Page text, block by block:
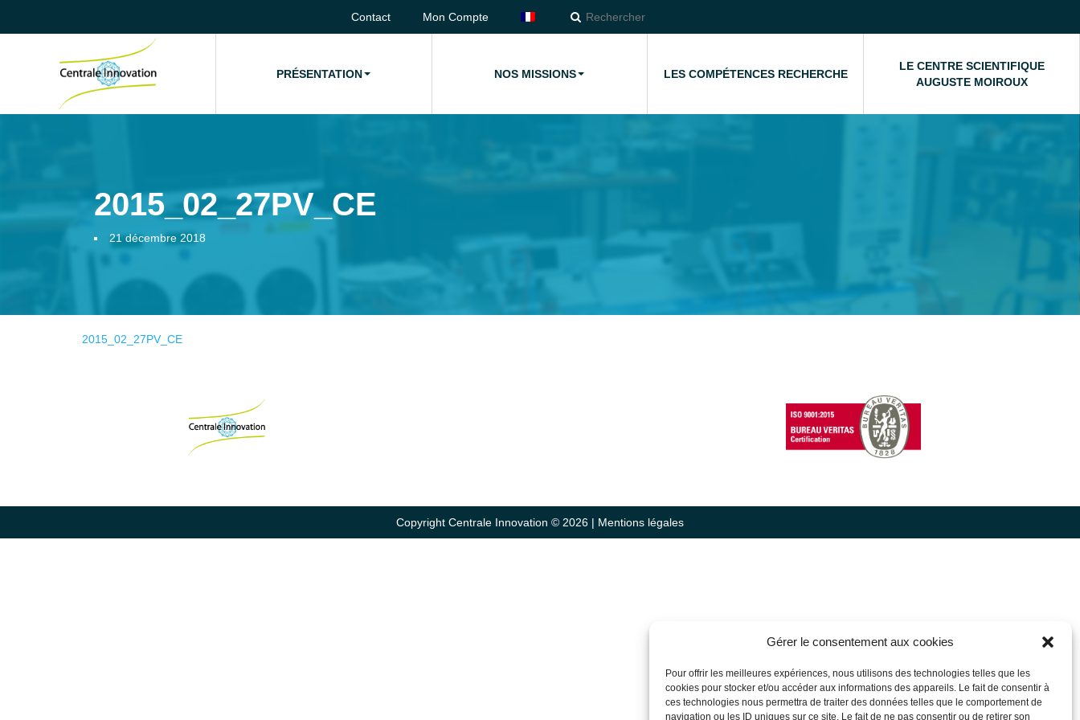
Gérer le consentement aux cookies
Pour offrir les meilleures expériences, nous utilisons des technologies telles que les
cookies pour stocker et/ou accéder aux informations des appareils. Le fait de consentir à
ces technologies nous permettra de traiter des données telles que le comportement de
navigation ou les ID uniques sur ce site. Le fait de ne pas consentir ou de retirer son
Contact Mon Compte
ACCUEIL PRÉSENTATION NOS MISSIONS LES COMPÉTENCES RECHERCHE
LE CENTRE SCIENTIFIQUE
AUGUSTE MOIROUX
2015_02_27PV_CE
21 décembre 2018
2015_02_27PV_CE
Copyright Centrale Innovation © 2026 | Mentions légales